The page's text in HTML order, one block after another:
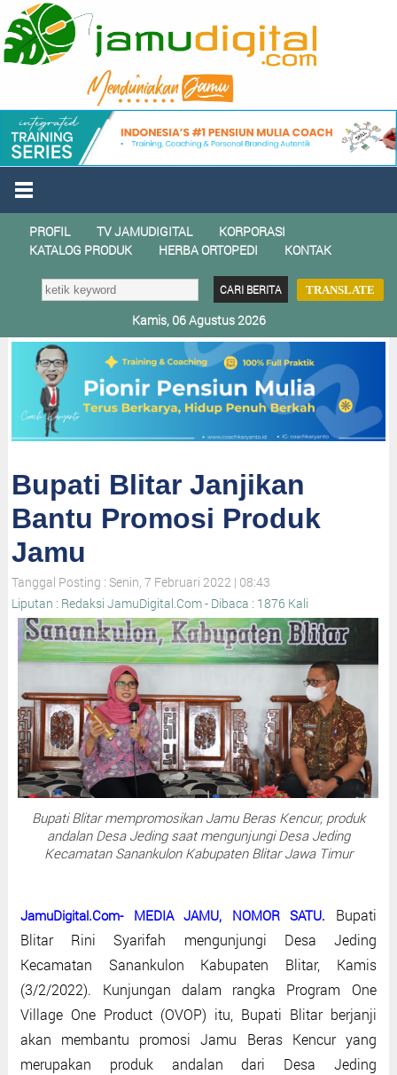
PROFIL TV JAMUDIGITAL
KORPORASI
KATALOG PRODUK
HERBA ORTOPEDI KONTAK
TRANSLATE
Kamis, 06 Agustus 2026
Bupati Blitar Janjikan
Bantu Promosi Produk
Jamu
Tanggal Posting : Senin, 7 Februari 2022 | 08:43
Liputan : Redaksi JamuDigital.Com - Dibaca : 1876 Kali
Bupati Blitar mempromosikan Jamu Beras Kencur, produk
andalan Desa Jeding saat mengunjungi Desa Jeding
Kecamatan Sanankulon Kabupaten Blitar Jawa Timur
JamuDigital.Com- MEDIA JAMU, NOMOR SATU. Bupati
Blitar Rini Syarifah mengunjungi Desa Jeding
Kecamatan Sanankulon Kabupaten Blitar, Kamis
(3/2/2022). Kunjungan dalam rangka Program One
Village One Product (OVOP) itu, Bupati Blitar berjanji
akan membantu promosi Jamu Beras Kencur yang
merupakan produk andalan dari Desa Jeding